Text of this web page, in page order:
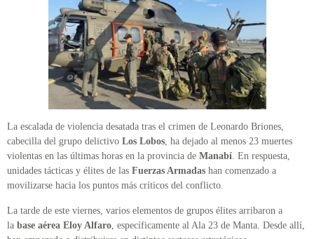
La escalada de violencia desatada tras el crimen de Leonardo Briones,
cabecilla del grupo delictivo Los Lobos, ha dejado al menos 23 muertes
violentas en las últimas horas en la provincia de Manabí. En respuesta,
unidades tácticas y élites de las Fuerzas Armadas han comenzado a
movilizarse hacia los puntos más críticos del conflicto.
La tarde de este viernes, varios elementos de grupos élites arribaron a
la base aérea Eloy Alfaro , específicamente al Ala 23 de Manta. Desde allí,